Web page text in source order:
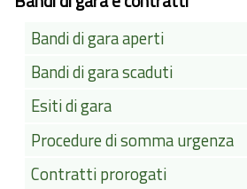
Bandi di gara aperti
Bandi di gara scaduti
Esiti di gara
Procedure di somma urgenza
Contratti prorogati